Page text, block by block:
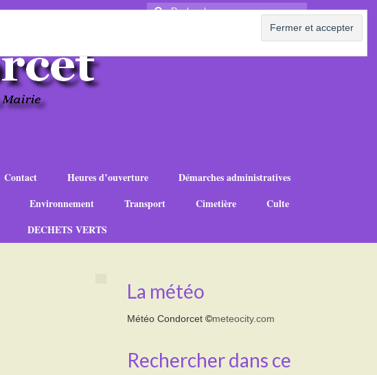
Rechercher
Contact Heures d’ouverture
Démarches administratives
Environnement Transport Cimetière
Culte
DECHETS VERTS
La météo
Météo Condorcet©meteocity.com
Rechercher dans ce